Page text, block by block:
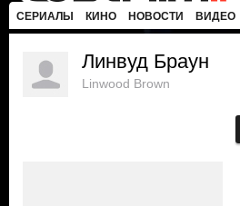
СЕРИАЛЫ КИНО НОВОСТИ ВИДЕО
Линвуд Браун
Linwood Brown